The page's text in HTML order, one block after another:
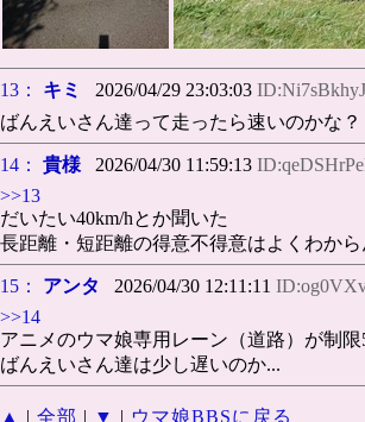
13： キミ 2026/04/29 23:03:03
ばんえいさん達って走ったら速いのかな？
14： 貴様 2026/04/30 11:59:13
>>13
だいたい40km/hとか聞いた
長距離・短距離の得意不得意はよくわから
15： アンタ 2026/04/30 12:11:11
>>14
アニメのウマ娘専用レーン（道路）が制限
ばんえいさん達は少し遅いのか...
▲ | 全部 | ▼ | ウマ娘BBSに戻る